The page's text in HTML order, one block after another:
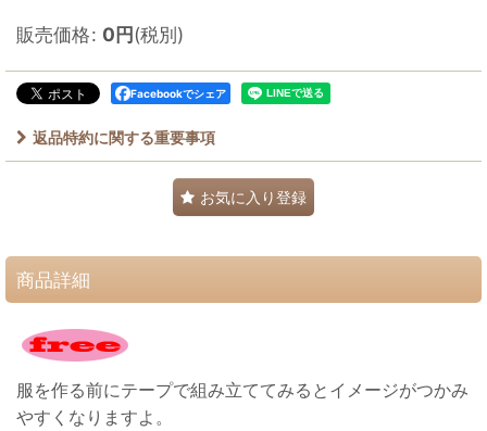
販売価格: 0円(税別)
Facebookでシェア
返品特約に関する重要事項
お気に入り登録
商品詳細
服を作る前にテープで組み立ててみるとイメージがつかみ
やすくなりますよ。